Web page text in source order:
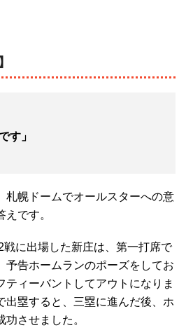
す」
札幌ドームでオールスターへの意
です。
に出場した新庄は、第一打席で
予告ホームランのポーズをしてお
ティーバントしてアウトになりま
出塁すると、三塁に進んだ後、ホ
させました。